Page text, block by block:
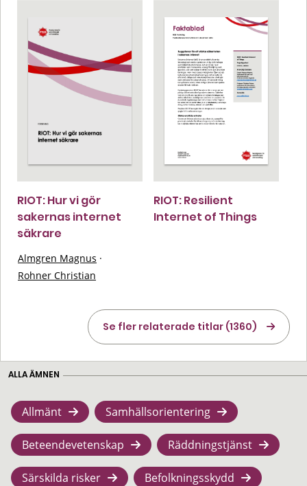
RIOT: Hur vi gör
sakernas internet
säkrare
Almgren Magnus ·
Rohner Christian
RIOT: Resilient
Internet of Things
Se fler relaterade titlar (1360)
ALLA ÄMNEN
Allmänt Samhällsorientering
Beteendevetenskap Räddningstjänst
Särskilda risker Befolkningsskydd